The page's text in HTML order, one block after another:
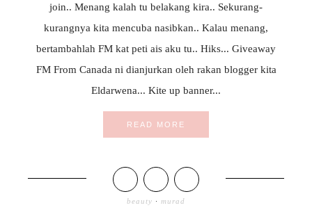
join.. Menang kalah tu belakang kira.. Sekurang-
kurangnya kita mencuba nasibkan.. Kalau menang,
bertambahlah FM kat peti ais aku tu.. Hiks... Giveaway
FM From Canada ni dianjurkan oleh rakan blogger kita
Eldarwena... Kite up banner...
READ MORE
beauty · murad